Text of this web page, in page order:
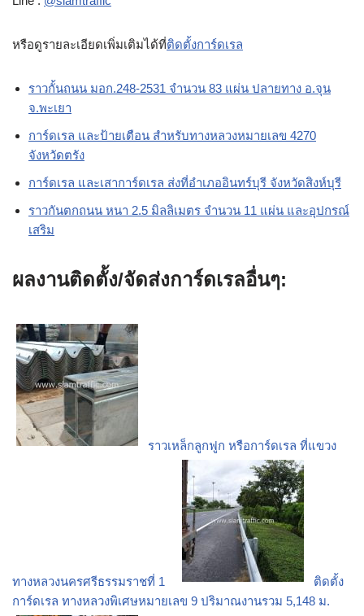
หรือดูรายละเอียดเพิ่มเติมได้ที่ติดตั้งการ์ดเรล
ราวกั้นถนน มอก.248-2531 จำนวน 83 แผ่น ปลายทาง อ.จุน
จ.พะเยา
การ์ดเรล และป้ายเตือน สำหรับทางหลวงหมายเลข 4270
จังหวัดตรัง
การ์ดเรล และเสาการ์ดเรล ส่งที่อำเภออินทร์บุรี จังหวัดสิงห์บุรี
ราวกันตกถนน หนา 2.5 มิลลิเมตร จำนวน 11 แผ่น และอุปกรณ์
เสริม
ผลงานติดตั้ง/จัดส่งการ์ดเรลอื่นๆ:
ราวเหล็กลูกฟูก หรือการ์ดเรล ที่แขวง
ทางหลวงนครศรีธรรมราชที่ 1
ติดตั้ง
การ์ดเรล ทางหลวงพิเศษหมายเลข 9 ปริมาณงานรวม 5,148 ม.